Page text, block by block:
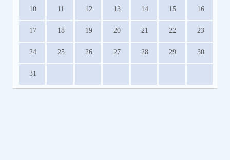
10 11 12 13 14 15 16
17 18 19 20 21 22 23
24 25 26 27 28 29 30
31